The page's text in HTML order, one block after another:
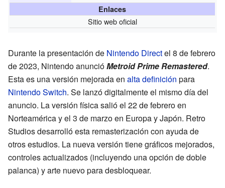
Enlaces
Sitio web oficial
Durante la presentación de Nintendo Directel 8 de febrero
de 2023, Nintendo anuncióMetroid Prime Remastered.
Esta es una versión mejorada en alta definición para
Nintendo Switch. Se lanzó digitalmente el mismo día del
anuncio. La versión física salió el 22 de febrero en
Norteamérica y el 3 de marzo en Europa y Japón. Retro
Studios desarrolló esta remasterización con ayuda de
otros estudios. La nueva versión tiene gráficos mejorados,
controles actualizados (incluyendo una opción de doble
palanca) y arte nuevo para desbloquear.